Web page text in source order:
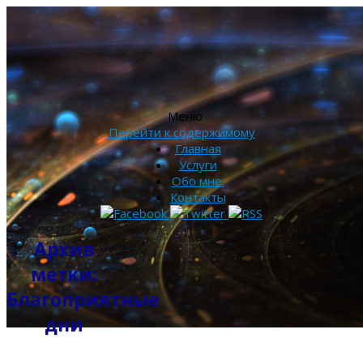
Меню
Перейти к содержимому
Главная
Услуги
Обо мне.
Контакты
Архив
метки:
Благоприятные
дни